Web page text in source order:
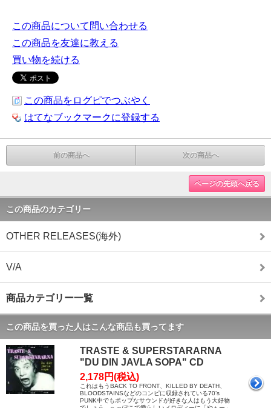
この商品について問い合わせる
この商品を友達に教える
買い物を続ける
この商品をログピでつぶやく
はてなブックマークに登録する
前の商品へ 次の商品へ
ページの先頭へ戻る
この商品のカテゴリー
OTHER RELEASES(海外)
V/A
商品カテゴリー一覧
この商品を買った人はこんな商品も買ってます
TRASTE & SUPERSTARARNA
"DU DIN JAVLA SOPA" CD
2,178円(税込)
これはもうBACK TO FRONT、KILLED BY DEATH、
BLOODSTAINSなどのコンピに収録されている70’s
PUNK中でもポップなサウンドが好きな人はもう大好物